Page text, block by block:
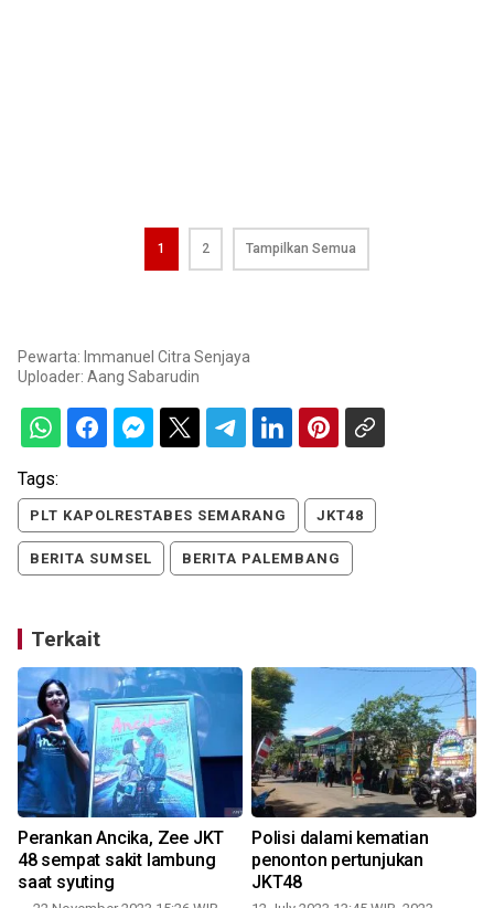
1 2 Tampilkan Semua
Pewarta: Immanuel Citra Senjaya
Uploader: Aang Sabarudin
Tags:
PLT KAPOLRESTABES SEMARANG JKT48
BERITA SUMSEL BERITA PALEMBANG
Terkait
Perankan Ancika, Zee JKT
48 sempat sakit lambung
saat syuting
Polisi dalami kematian
penonton pertunjukan
JKT48